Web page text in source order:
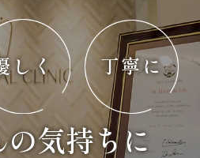
しく 丁寧に
気持ちに